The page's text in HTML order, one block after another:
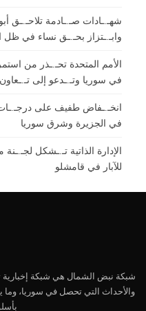
شهـ.ـادات صـ.ـادمة تلاحـ.ـق
وابـ.ـتزاز بحـ.ـق نساء في ظل
في سوريا وتـ.ـدعو إلى
انخـ.ـفاض طفيف على درجـ.ـات
في الجزيرة وشرق سوريا
الإدارة الذاتية تـ.ـشكل
للآبار في قامشلو
شبكة نبض الشمال هي شبكة إخبارية
والأحداث التي تحصل في سوريا،